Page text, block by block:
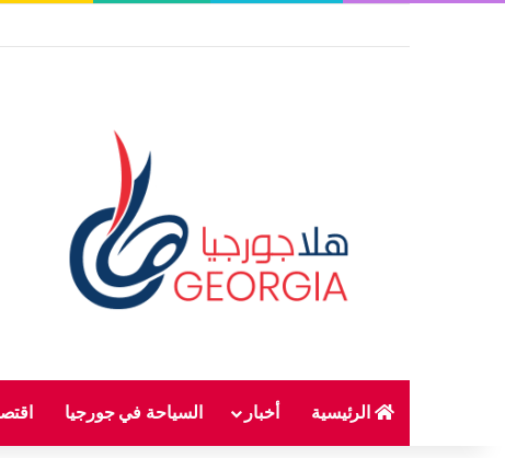
الرئيسية أخبار السياحة في جورجيا